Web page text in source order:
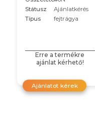
Státusz
Ajánlatkérés
Típus
fejtrágya
Erre a termékre
ajánlat kérhető!
Ajánlatot kérek